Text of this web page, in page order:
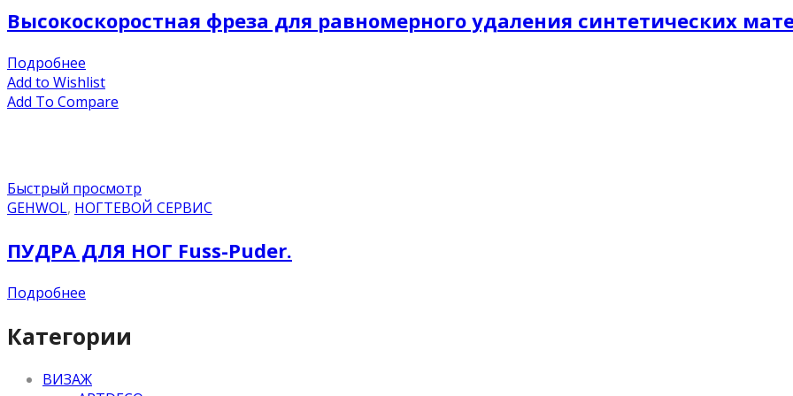
Высокоскоростная фреза для равномерного удаления синтетических
Подробнее
Add to Wishlist
Add To Compare
Быстрый просмотр
GEHWOL, НОГТЕВОЙ СЕРВИС
ПУДРА ДЛЯ НОГ Fuss-Puder.
Подробнее
Категории
ВИЗАЖ